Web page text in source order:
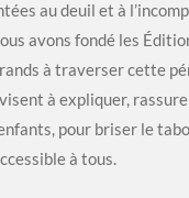
au deuil et à
avons fondé les
à traverser cette
à expliquer,
pour briser le
à tous.